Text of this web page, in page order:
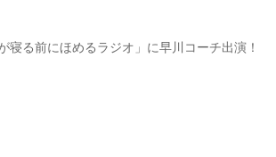
寝る前にほめるラジオ」に早川コーチ出演！